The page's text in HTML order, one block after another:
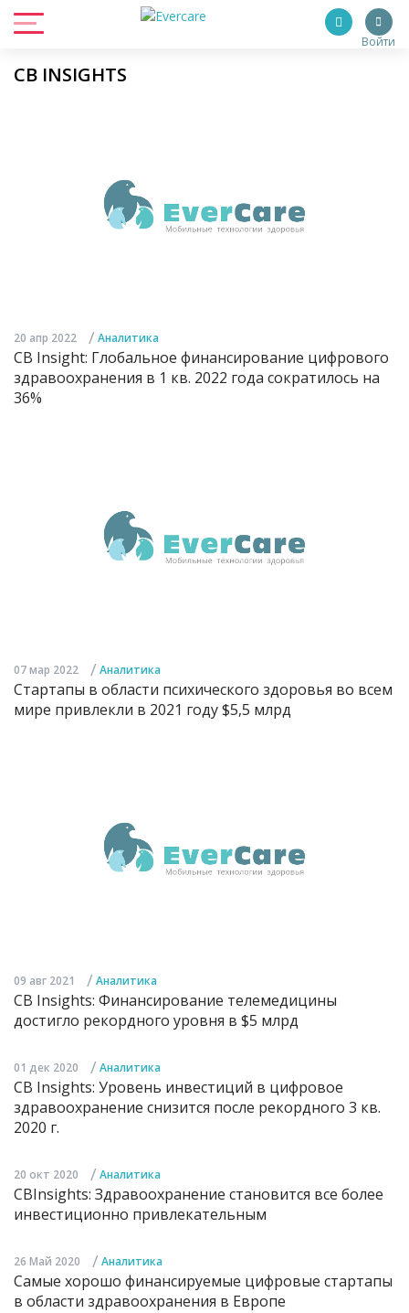
Войти
CB INSIGHTS
20 апр 2022 / Аналитика
CB Insight: Глобальное финансирование цифрового
здравоохранения в 1 кв. 2022 года сократилось на
36%
07 мар 2022 / Аналитика
Стартапы в области психического здоровья во всем
мире привлекли в 2021 году $5,5 млрд
09 авг 2021 / Аналитика
CB Insights: Финансирование телемедицины
достигло рекордного уровня в $5 млрд
01 дек 2020 / Аналитика
CB Insights: Уровень инвестиций в цифровое
здравоохранение снизится после рекордного 3 кв.
2020 г.
20 окт 2020 / Аналитика
CBInsights: Здравоохранение становится все более
инвестиционно привлекательным
26 Май 2020 / Аналитика
Самые хорошо финансируемые цифровые стартапы
в области здравоохранения в Европе